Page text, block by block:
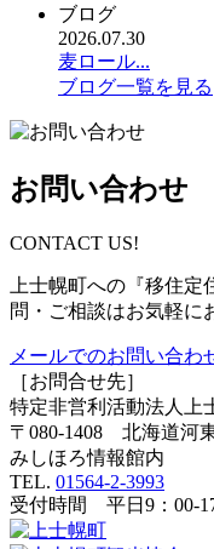
ブログ
2026.07.30
麦ロール...
ブログ一覧を見る
お問い合わせ
CONTACT US!
上士幌町への『移住
問・ご相談はお気軽に
メールでのお問い合
［お問合せ先］
特定非営利活動法人
〒080-1408 北海道河
みしほろ情報館内
TEL. 01564-2-3993
受付時間 平日9：00-